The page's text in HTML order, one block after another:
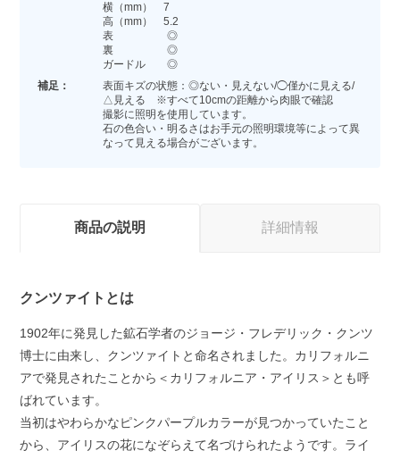
横（mm） 7
高（mm） 5.2
表 ◎
裏 ◎
ガードル ◎
補足：
表面キズの状態：◎ない・見えない/◯僅かに見える/
△見える ※すべて10cmの距離から肉眼で確認
撮影に照明を使用しています。
石の色合い・明るさはお手元の照明環境等によって異
なって見える場合がございます。
商品の説明 詳細情報
クンツァイトとは
1902年に発見した鉱石学者のジョージ・フレデリック・クンツ
博士に由来し、クンツァイトと命名されました。カリフォルニ
アで発見されたことから＜カリフォルニア・アイリス＞とも呼
ばれています。
当初はやわらかなピンクパープルカラーが見つかっていたこと
から、アイリスの花になぞらえて名づけられたようです。ライ